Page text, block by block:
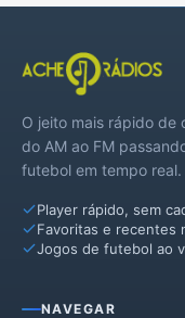
O jeito mais rápido de
do AM ao FM
futebol em tempo real.
Player rápido, sem
Favoritas e recentes
Jogos de futebol ao
NAVEGAR